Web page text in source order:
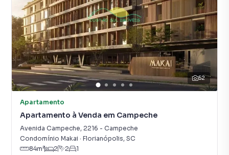
52
Apartamento
Apartamento à Venda em Campeche
Avenida Campeche, 2216 - Campeche
Condomínio Makai · Florianópolis, SC
84m² 2 2 1